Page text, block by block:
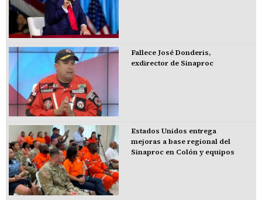
Fallece José Donderis,
exdirector de Sinaproc
Estados Unidos entrega
mejoras a base regional del
Sinaproc en Colón y equipos